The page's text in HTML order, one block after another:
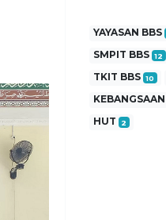
YAYASAN BBS
SMPIT BBS 12
TKIT BBS 10
KEBANGSAAN
HUT 2